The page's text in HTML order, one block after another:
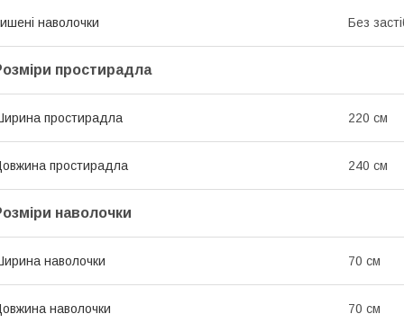
наволочки Без
простирадла
простирадла 220 см
простирадла 240 см
наволочки
наволочки 70 см
наволочки 70 см